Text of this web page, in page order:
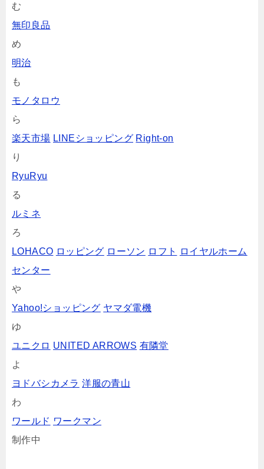
む
無印良品
め
明治
も
モノタロウ
ら
楽天市場 LINEショッピング Right-on
り
RyuRyu
る
ルミネ
ろ
LOHACO ロッピング ローソン ロフト
ロイヤルホーム
センター
や
Yahoo!ショッピング ヤマダ電機
ゆ
ユニクロ UNITED ARROWS 有隣堂
よ
ヨドバシカメラ 洋服の青山
わ
ワールド ワークマン
制作中